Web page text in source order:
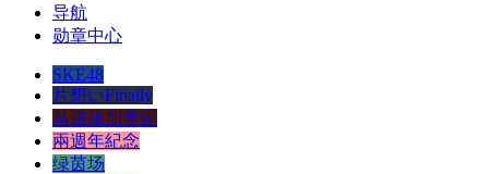
导航
勋章中心
SKE48
片想いFinally
马路须加学园
兩週年紀念
绿茵场